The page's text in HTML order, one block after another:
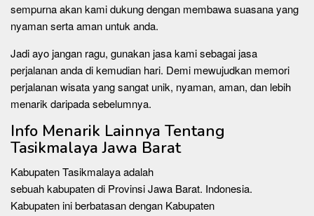
sempurna akan kami dukung dengan membawa suasana yang
nyaman serta aman untuk anda.
Jadi ayo jangan ragu, gunakan jasa kami sebagai jasa
perjalanan anda di kemudian hari. Demi mewujudkan memori
perjalanan wisata yang sangat unik, nyaman, aman, dan lebih
menarik daripada sebelumnya.
Info Menarik Lainnya Tentang
Tasikmalaya Jawa Barat
Kabupaten Tasikmalaya adalah
sebuah kabupaten di Provinsi Jawa Barat. Indonesia.
Kabupaten ini berbatasan dengan Kabupaten